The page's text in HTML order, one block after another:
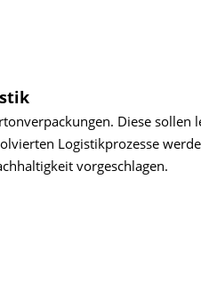
Diese
Logistikprozesse
vorgeschlagen.